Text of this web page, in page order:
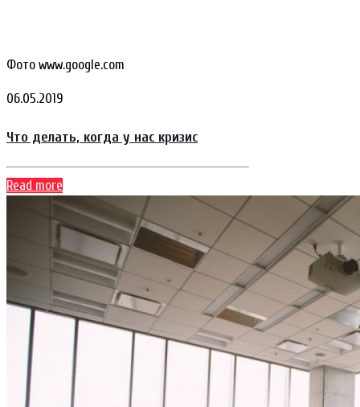
Фото www.google.com
06.05.2019
Что делать, когда у нас кризис
Read more